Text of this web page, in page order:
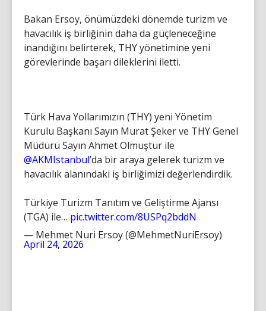
Bakan Ersoy, önümüzdeki dönemde turizm ve
havacılık iş birliğinin daha da güçleneceğine
inandığını belirterek, THY yönetimine yeni
görevlerinde başarı dileklerini iletti.
Türk Hava Yollarımızın (THY) yeni Yönetim
Kurulu Başkanı Sayın Murat Şeker ve THY Genel
Müdürü Sayın Ahmet Olmuştur ile
@AKMIstanbul’da bir araya gelerek turizm ve
havacılık alanındaki iş birliğimizi değerlendirdik.
Türkiye Turizm Tanıtım ve Geliştirme Ajansı
(TGA) ile… pic.twitter.com/8USPq2bddN
— Mehmet Nuri Ersoy (@MehmetNuriErsoy)
April 24, 2026